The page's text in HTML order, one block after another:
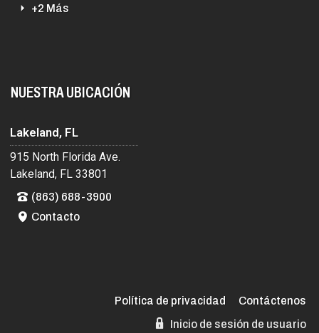
+2 Más
NUESTRA UBICACIÓN
Lakeland, FL
915 North Florida Ave.
Lakeland, FL 33801
(863) 688-3900
Contacto
Política de privacidad
Contáctenos
Inicio de sesión de usuario